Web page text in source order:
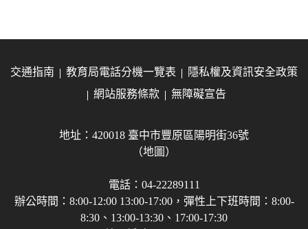
交通指南 教育局電話分機一覽表
隱私權及資訊安全政策
網站服務條款
無障礙宣告
地址：420018 臺中市豐原區陽明街36號
（地圖）
電話：04-22289111
辦公時間：8:00-12:00 13:00-17:00，彈性上下班時間：8:00-
8:30、13:00-13:30、17:00-17:30